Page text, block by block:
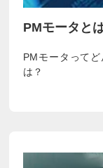
PMモータと
PMモータって
は？